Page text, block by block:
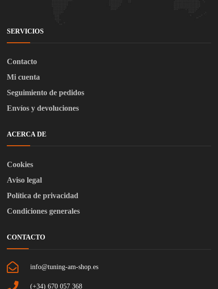
SERVICIOS
Contacto
Mi cuenta
Seguimiento de pedidos
Envíos y devoluciones
ACERCA DE
Cookies
Aviso legal
Política de privacidad
Condiciones generales
CONTACTO
info@tuning-am-shop.es
(+34) 670 057 368